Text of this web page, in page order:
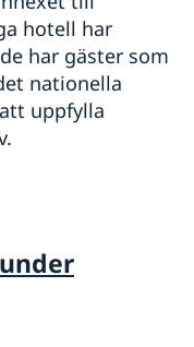
hotell har
har gäster som
nationella
uppfylla